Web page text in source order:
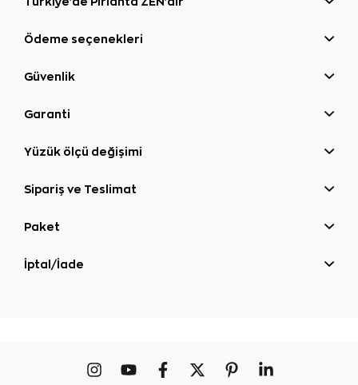
Ödeme seçenekleri
Güvenlik
Garanti
Yüzük ölçü değişimi
Sipariş ve Teslimat
Paket
İptal/İade